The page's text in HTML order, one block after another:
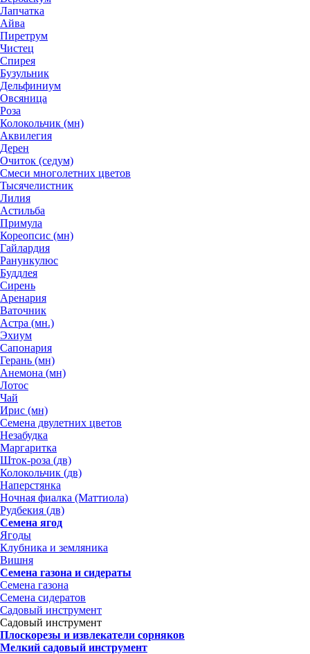
Лапчатка
Айва
Пиретрум
Чистец
Спирея
Бузульник
Дельфиниум
Овсяница
Роза
Колокольчик (мн)
Аквилегия
Дерен
Очиток (седум)
Смеси многолетних цветов
Тысячелистник
Лилия
Астильба
Примула
Кореопсис (мн)
Гайлардия
Ранункулюс
Буддлея
Сирень
Аренария
Ваточник
Астра (мн.)
Эхиум
Сапонария
Герань (мн)
Анемона (мн)
Лотос
Чай
Ирис (мн)
Семена двулетних цветов
Незабудка
Маргаритка
Шток-роза (дв)
Колокольчик (дв)
Наперстянка
Ночная фиалка (Маттиола)
Рудбекия (дв)
Семена ягод
Ягоды
Клубника и земляника
Вишня
Семена газона и сидераты
Семена газона
Семена сидератов
Садовый инструмент
Садовый инструмент
Плоскорезы и извлекатели сорняков
Мелкий садовый инструмент